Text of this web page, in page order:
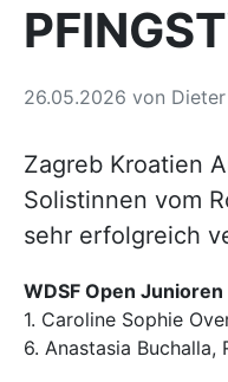
26.05.2026 von
Zagreb Kroatien
Solistinnen vom
sehr erfolgreich
WDSF Open
1. Caroline Sophie
6. Anastasia Buchalla,